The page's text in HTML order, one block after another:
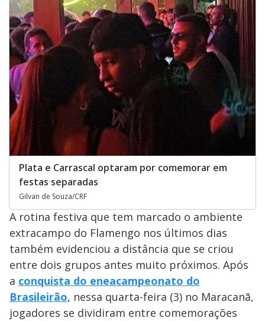
Plata e Carrascal optaram por comemorar em
festas separadas
Gilvan de Souza/CRF
A rotina festiva que tem marcado o ambiente
extracampo do Flamengo nos últimos dias
também evidenciou a distância que se criou
entre dois grupos antes muito próximos. Após
a conquista do eneacampeonato do
Brasileirão, nessa quarta-feira (3) no Maracanã,
jogadores se dividiram entre comemorações